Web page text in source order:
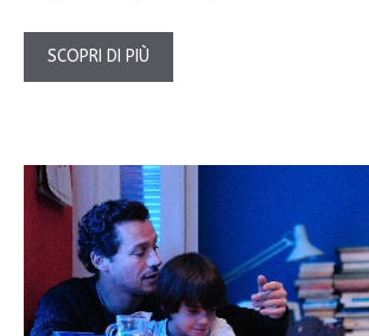
SCOPRI DI PIÙ